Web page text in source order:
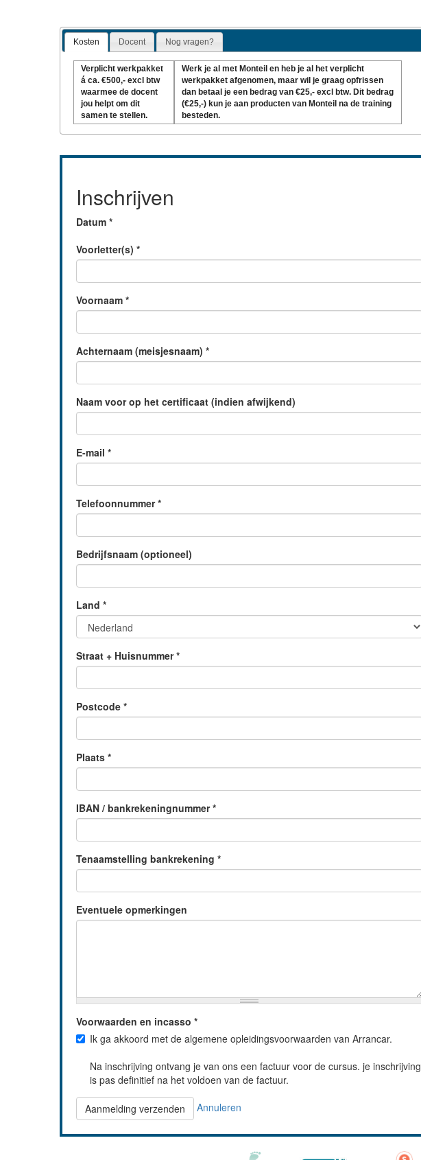
Kosten Docent Nog vragen?
Verplicht werkpakket
á ca. €500,- excl btw
waarmee de docent
jou helpt om dit
samen te stellen.
Werk je al met Monteil en heb je al het verplicht
werkpakket afgenomen, maar wil je graag opfrissen
dan betaal je een bedrag van €25,- excl btw. Dit bedrag
(€25,-) kun je aan producten van Monteil na de training
besteden.
Inschrijven
Datum *
Voorletter(s) *
Voornaam *
Achternaam (meisjesnaam) *
Naam voor op het certificaat (indien afwijkend)
E-mail *
Telefoonnummer*
Bedrijfsnaam (optioneel)
Land *
Straat + Huisnummer*
Postcode *
Plaats *
IBAN / bankrekeningnummer*
Tenaamstelling bankrekening *
Eventuele opmerkingen
Voorwaarden en incasso *
Ik ga akkoord met de algemene opleidingsvoorwaarden van Arrancar.
Na inschrijving ontvang je van ons een factuur voor de cursus. je inschrijving
is pas definitief na het voldoen van de factuur.
Aanmelding verzenden Annuleren